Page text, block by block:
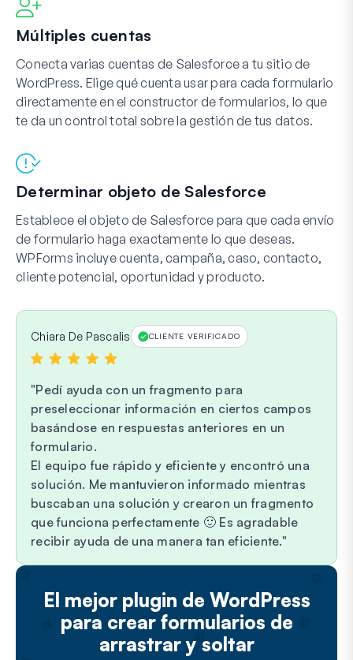
Múltiples cuentas
Conecta varias cuentas de Salesforce a tu sitio de
WordPress. Elige qué cuenta usar para cada formulario
directamente en el constructor de formularios, lo que
te da un control total sobre la gestión de tus datos.
Determinar objeto de Salesforce
Establece el objeto de Salesforce para que cada envío
de formulario haga exactamente lo que deseas.
WPForms incluye cuenta, campaña, caso, contacto,
cliente potencial, oportunidad y producto.
Chiara De Pascalis CLIENTE VERIFICADO
Pedí ayuda con un fragmento para
preseleccionar información en ciertos campos
basándose en respuestas anteriores en un
formulario.
El equipo fue rápido y eficiente y encontró una
solución. Me mantuvieron informado mientras
buscaban una solución y crearon un fragmento
que funciona perfectamente 🙂 Es agradable
recibir ayuda de una manera tan eficiente.
El mejor plugin de WordPress
para crear formularios de
arrastrar y soltar